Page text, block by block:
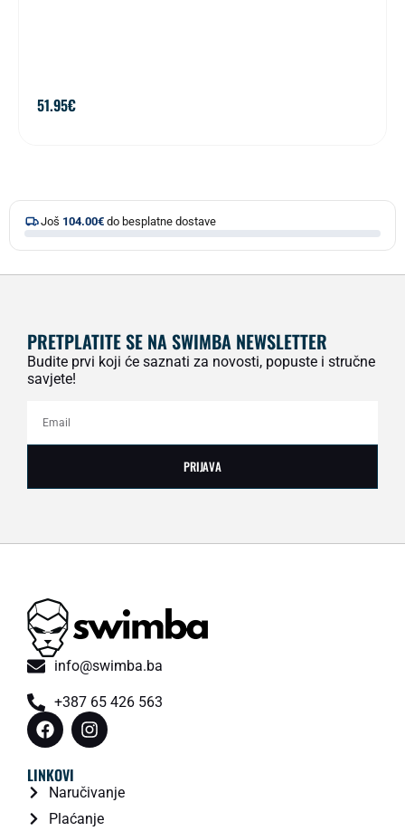
51.95€
Još 104.00€ do besplatne dostave
PRETPLATITE SE NA SWIMBA NEWSLETTER
Budite prvi koji će saznati za novosti, popuste i stručne
savjete!
PRIJAVA
info@swimba.ba
+387 65 426 563
LINKOVI
Naručivanje
Plaćanje